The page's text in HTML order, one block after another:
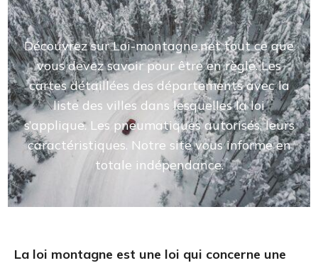
Découvrez sur Loi-montagne.net tout ce que
vous devez savoir pour être en règle. Les
cartes détaillées des départements avec la
liste des villes dans lesquelles la loi
s’applique. Les pneumatiques autorisés, leurs
caractéristiques. Notre site vous informe en
totale indépendance.
La loi montagne est une loi qui concerne une